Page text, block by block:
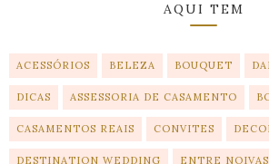
AQUI TEM
ACESSÓRIOS BELEZA BOUQUET
DICAS ASSESSORIA DE CASAMENTO
CASAMENTOS REAIS CONVITES
DESTINATION WEDDING ENTRE NOIVAS